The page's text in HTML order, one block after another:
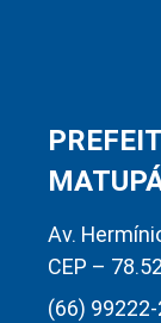
Av.
CEP –
(66)